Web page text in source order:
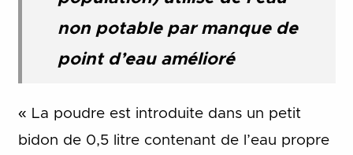
non potable par manque de
point d’eau amélioré
« La poudre est introduite dans un petit
bidon de 0,5 litre contenant de l’eau propre